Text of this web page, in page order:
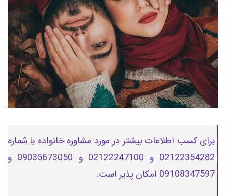
برای کسب اطلاعات بیشتر در مورد مشاوره خانواده با شماره
02122354282 و 02122247100 و 09035673050 و
09108347597 امکان پذیر است.